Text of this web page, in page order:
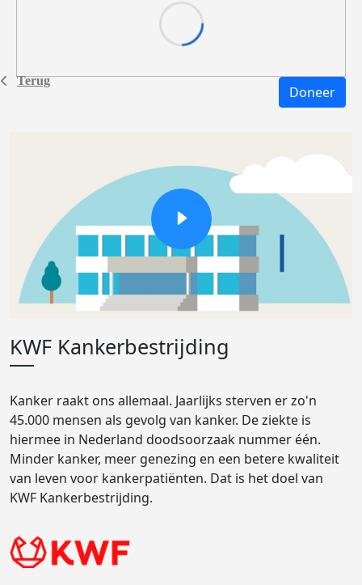
Terug
Doneer
KWF Kankerbestrijding
Kanker raakt ons allemaal. Jaarlijks sterven er zo'n
45.000 mensen als gevolg van kanker. De ziekte is
hiermee in Nederland doodsoorzaak nummer één.
Minder kanker, meer genezing en een betere kwaliteit
van leven voor kankerpatiënten. Dat is het doel van
KWF Kankerbestrijding.